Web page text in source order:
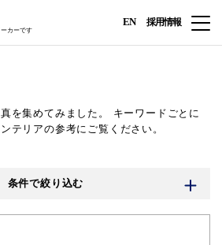
カーです
EN 採用情報
を集めてみました。
キーワードごとに
テリアの参考にご覧ください。
条件で絞り込む